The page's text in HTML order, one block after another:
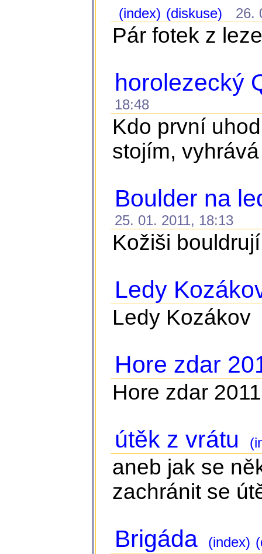
(index) (diskuse) 26.
Pár fotek z
horolezecký
18:48
Kdo první
stojím,
Boulder na
25. 01. 2011, 18:13
Kožiši
Ledy
Ledy Kozákov
Hore zdar
Hore zdar 2011
útěk z vrátu
aneb jak se
zachránit se
Brigáda (index)